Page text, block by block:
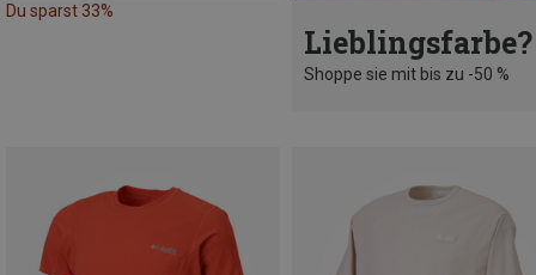
Du sparst 33%
Lieblingsfarbe?
Shoppe sie mit bis zu -50 %